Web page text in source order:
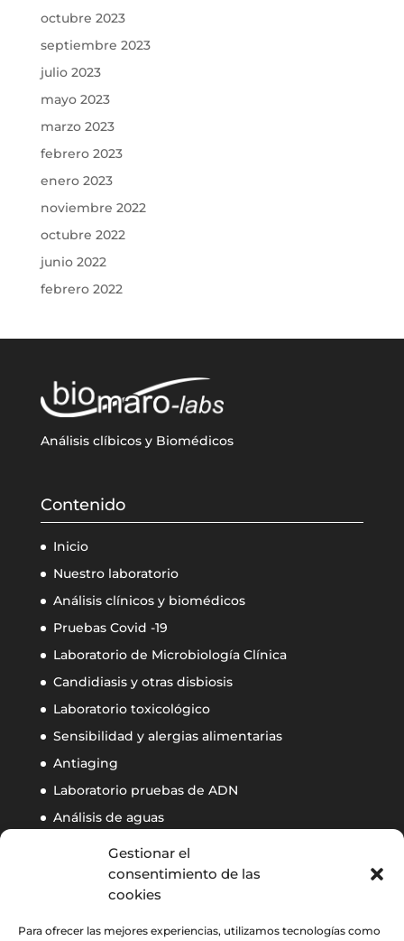
Gestionar el
consentimiento de las
cookies
Para ofrecer las mejores experiencias, utilizamos tecnologías como
octubre 2023
septiembre 2023
julio 2023
mayo 2023
marzo 2023
febrero 2023
enero 2023
noviembre 2022
octubre 2022
junio 2022
febrero 2022
Análisis clíbicos y Biomédicos
Contenido
Inicio
Nuestro laboratorio
Análisis clínicos y biomédicos
Pruebas Covid -19
Laboratorio de Microbiología Clínica
Candidiasis y otras disbiosis
Laboratorio toxicológico
Sensibilidad y alergias alimentarias
Antiaging
Laboratorio pruebas de ADN
Análisis de aguas
Calidad ambiental de interiores
Control de autoclaves
Contacto